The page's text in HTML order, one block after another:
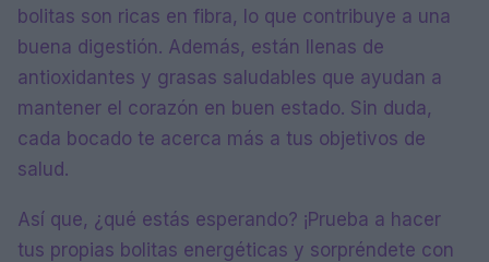
bolitas son ricas en fibra, lo que contribuye a una
buena digestión. Además, están llenas de
antioxidantes y grasas saludables que ayudan a
mantener el corazón en buen estado. Sin duda,
cada bocado te acerca más a tus objetivos de
salud.
Así que, ¿qué estás esperando? ¡Prueba a hacer
tus propias bolitas energéticas y sorpréndete con